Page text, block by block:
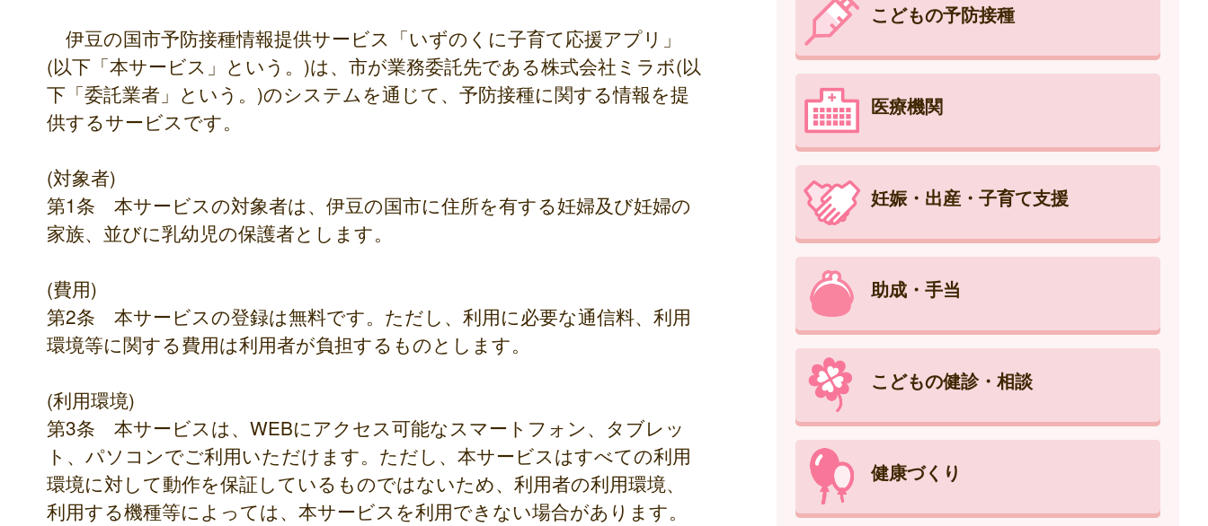
伊豆の国市予防接種情報提供サービス「いずのくに子育て応援アプリ」
(以下「本サービス」という。)は、市が業務委託先である株式会社ミラボ(以
下「委託業者」という。)のシステムを通じて、予防接種に関する情報を提
供するサービスです。
(対象者)
第1条 本サービスの対象者は、伊豆の国市に住所を有する妊婦及び妊婦の
家族、並びに乳幼児の保護者とします。
(費用)
第2条 本サービスの登録は無料です。ただし、利用に必要な通信料、利用
環境等に関する費用は利用者が負担するものとします。
(利用環境)
第3条 本サービスは、WEBにアクセス可能なスマートフォン、タブレッ
ト、パソコンでご利用いただけます。ただし、本サービスはすべての利用
環境に対して動作を保証しているものではないため、利用者の利用環境、
利用する機種等によっては、本サービスを利用できない場合があります。
こどもの予防接種
医療機関
妊娠・出産・子育て支援
助成・手当
こどもの健診・相談
健康づくり